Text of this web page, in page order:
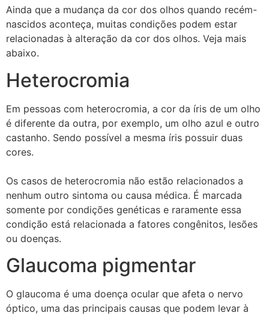
Ainda que a mudança da cor dos olhos quando recém-
nascidos aconteça, muitas condições podem estar
relacionadas à alteração da cor dos olhos. Veja mais
abaixo.
Heterocromia
Em pessoas com heterocromia, a cor da íris de um olho
é diferente da outra, por exemplo, um olho azul e outro
castanho. Sendo possível a mesma íris possuir duas
cores.
Os casos de heterocromia não estão relacionados a
nenhum outro sintoma ou causa médica. É marcada
somente por condições genéticas e raramente essa
condição está relacionada a fatores congênitos, lesões
ou doenças.
Glaucoma pigmentar
O glaucoma é uma doença ocular que afeta o nervo
óptico, uma das principais causas que podem levar à